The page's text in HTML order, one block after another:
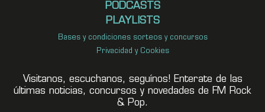
PODCASTS
PLAYLISTS
Bases y condiciones sorteos y concursos
Privacidad y Cookies
Visitanos, escuchanos, seguínos! Enterate de las
últimas noticias, concursos y novedades de FM Rock
& Pop.